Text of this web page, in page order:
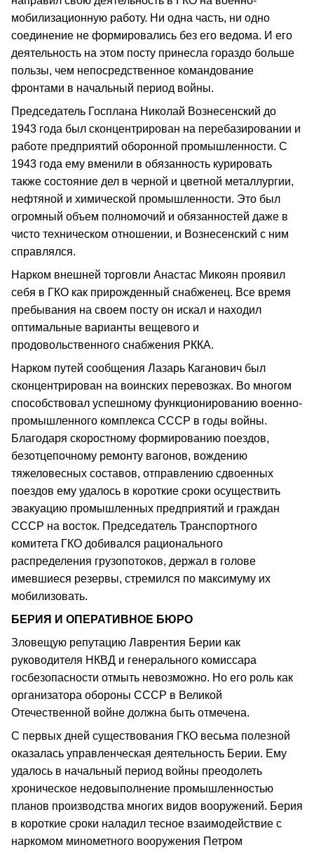
мобилизационную работу. Ни одна часть, ни одно
соединение не формировались без его ведома. И его
деятельность на этом посту принесла гораздо больше
пользы, чем непосредственное командование
фронтами в начальный период войны.
Председатель Госплана Николай Вознесенский до
1943 года был сконцентрирован на перебазировании и
работе предприятий оборонной промышленности. С
1943 года ему вменили в обязанность курировать
также состояние дел в черной и цветной металлургии,
нефтяной и химической промышленности. Это был
огромный объем полномочий и обязанностей даже в
чисто техническом отношении, и Вознесенский с ним
справлялся.
Нарком внешней торговли Анастас Микоян проявил
себя в ГКО как прирожденный снабженец. Все время
пребывания на своем посту он искал и находил
оптимальные варианты вещевого и
продовольственного снабжения РККА.
Нарком путей сообщения Лазарь Каганович был
сконцентрирован на воинских перевозках. Во многом
способствовал успешному функционированию военно-
промышленного комплекса СССР в годы войны.
Благодаря скоростному формированию поездов,
безотцепочному ремонту вагонов, вождению
тяжеловесных составов, отправлению сдвоенных
поездов ему удалось в короткие сроки осуществить
эвакуацию промышленных предприятий и граждан
СССР на восток. Председатель Транспортного
комитета ГКО добивался рационального
распределения грузопотоков, держал в голове
имевшиеся резервы, стремился по максимуму их
мобилизовать.
БЕРИЯ И ОПЕРАТИВНОЕ БЮРО
Зловещую репутацию Лаврентия Берии как
руководителя НКВД и генерального комиссара
госбезопасности отмыть невозможно. Но его роль как
организатора обороны СССР в Великой
Отечественной войне должна быть отмечена.
С первых дней существования ГКО весьма полезной
оказалась управленческая деятельность Берии. Ему
удалось в начальный период войны преодолеть
хроническое недовыполнение промышленностью
планов производства многих видов вооружений. Берия
в короткие сроки наладил тесное взаимодействие с
наркомом минометного вооружения Петром